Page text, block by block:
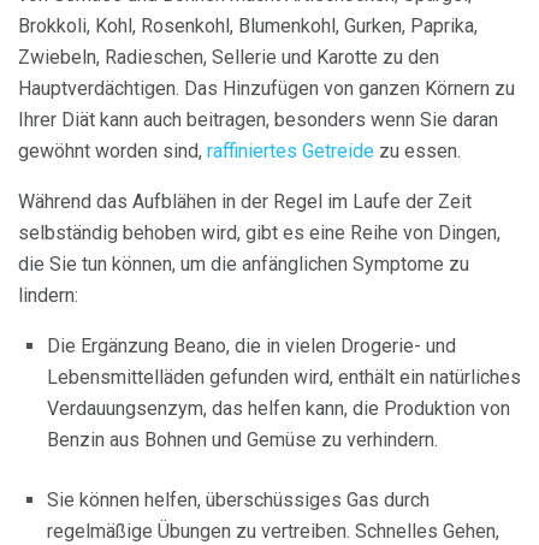
Brokkoli, Kohl, Rosenkohl, Blumenkohl, Gurken, Paprika,
Zwiebeln, Radieschen, Sellerie und Karotte zu den
Hauptverdächtigen. Das Hinzufügen von ganzen Körnern zu
Ihrer Diät kann auch beitragen, besonders wenn Sie daran
gewöhnt worden sind, raffiniertes Getreide zu essen.
Während das Aufblähen in der Regel im Laufe der Zeit
selbständig behoben wird, gibt es eine Reihe von Dingen,
die Sie tun können, um die anfänglichen Symptome zu
lindern:
Die Ergänzung Beano, die in vielen Drogerie- und
Lebensmittelläden gefunden wird, enthält ein natürliches
Verdauungsenzym, das helfen kann, die Produktion von
Benzin aus Bohnen und Gemüse zu verhindern.
Sie können helfen, überschüssiges Gas durch
regelmäßige Übungen zu vertreiben. Schnelles Gehen,